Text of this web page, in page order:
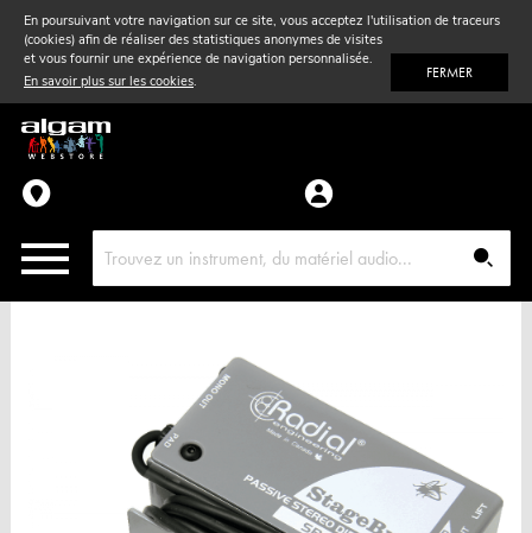
En poursuivant votre navigation sur ce site, vous acceptez l'utilisation de traceurs
(cookies) afin de réaliser des statistiques anonymes de visites
et vous fournir une expérience de navigation personnalisée.
En savoir plus sur les cookies. FERMER
Vent& Violon
Accessoires
Pièces détachées